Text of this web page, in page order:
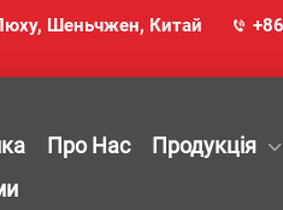
Шеньчжен, Китай
Про Нас Продукція